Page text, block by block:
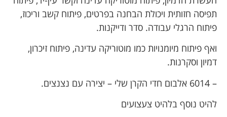
תפיסה חזותית ויכולת הבחנה בפרטים, פיתוח קשב וריכוז,
פיתוח הרגלי עבודה. סדר ודייקנות.
ואף פיתוח מיומנויות כמו מוטוריקה עדינה, פיתוח זיכרון,
דמיון וסקרנות.
– 6014 אלבום חדי הקרן שלי – יצירה עם נצנצים.
להיט נוסף בלהיט צעצועים